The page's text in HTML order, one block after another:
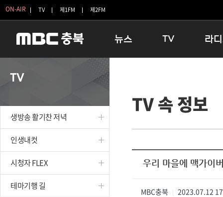
ON-AIR TV 제1FM 제2FM
뉴스
보은
옥천
TV
인생내컷
테마기행 길
시청자 FLEX
특집프로그램
종영프로그램
라
16:00 완
우리 고
TV
생방송 활기찬 저녁
인생내컷
시청자 FLEX
테마기행 길
TV 속 정보
우리 마을에 맥가이
MBC충북 2023.07.12